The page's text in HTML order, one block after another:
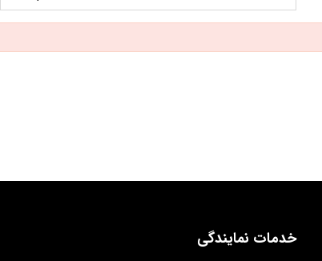
خدمات نمایندگی